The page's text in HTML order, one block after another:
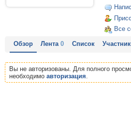
Все
Обзор Лента0 Список
Вы не авторизованы. Для полного
необходимо авторизация.